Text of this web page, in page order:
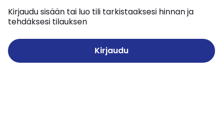
Kirjaudu sisään tai luo tili tarkistaaksesi hinnan ja
tehdäksesi tilauksen
Kirjaudu